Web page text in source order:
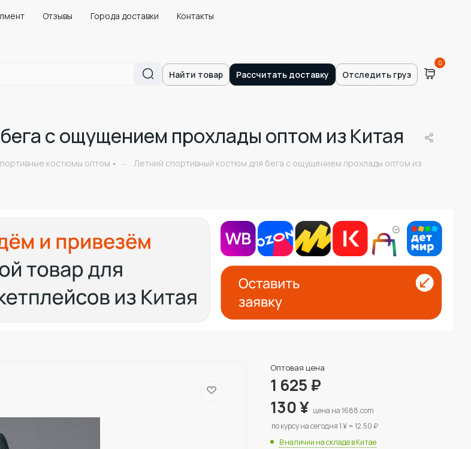
Отзывы Города доставки
Контакты
Найти товар Рассчитать доставку Отследить груз
0
с ощущением прохлады оптом из Китая
костюмы оптом —
Летний спортивный костюм для бега с ощущением прохлады оптом из
Оптовая цена
1 625₽
130¥ цена на 1688.com
по курсу на сегодня 1 ¥ = 12.50 ₽
В наличии на складе в Китае